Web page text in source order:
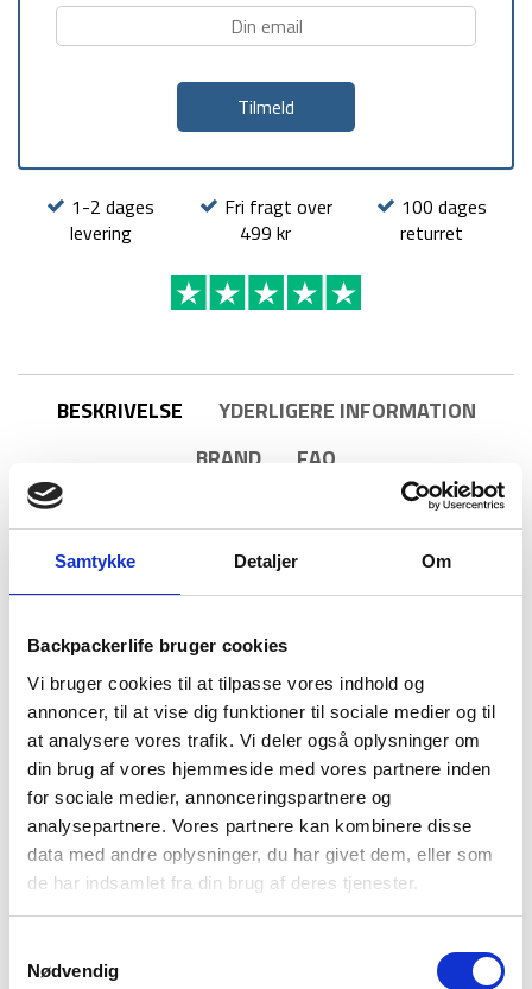
Samtykke Detaljer Om
Backpackerlife bruger cookies
Vi bruger cookies til at tilpasse vores indhold og
annoncer, til at vise dig funktioner til sociale medier og til
at analysere vores trafik. Vi deler også oplysninger om
din brug af vores hjemmeside med vores partnere inden
for sociale medier, annonceringspartnere og
analysepartnere. Vores partnere kan kombinere disse
data med andre oplysninger, du har givet dem, eller som
de har indsamlet fra din brug af deres tjenester.
Nødvendig
1-2 dages
levering
Fri fragt over
499 kr
100 dages
returret
BESKRIVELSE
YDERLIGERE INFORMATION
BRAND
FAQ
Frysetørret Pasta alle Noci fra Adventure Food, som er
kendte for deres høje kalorie indhold i forhold til vægt. Pasta
alle Noci retten er nem at tilberede og giver masser af energi,
hælde 400 ml kogende vand i posen, og så vente 8 minutter.
Nettovægten er blot 143 gram, og dette frysetørret mad til
outdoor har en holdbarhed på hele 48 måneder.
Indholdet består af: 57% pasta (hvede,æg, salt), tomat
(12%),valnødder(11%), solsikkeolie, kartoffel stivelse, ærter
(2%), løg, glucosesirup, sukker, salt, modificeret stivelse
(modificeret majsstivelse), oregano (0.36%), acidulant
(rosmarinekstrakt), peber, timian (0.07%), purløg, merian,
løgpulver, persille, basilikum.